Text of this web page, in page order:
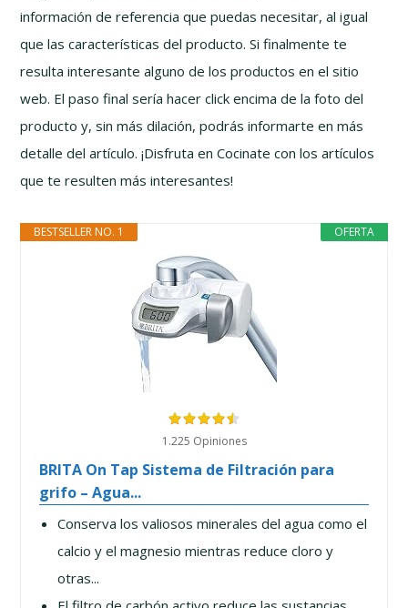
información de referencia que puedas necesitar, al igual
que las características del producto. Si finalmente te
resulta interesante alguno de los productos en el sitio
web. El paso final sería hacer click encima de la foto del
producto y, sin más dilación, podrás informarte en más
detalle del artículo. ¡Disfruta en Cocinate con los artículos
que te resulten más interesantes!
OFERTA
BESTSELLER NO. 1
1.225 Opiniones
BRITA On Tap Sistema de Filtración para
grifo – Agua...
Conserva los valiosos minerales del agua como el
calcio y el magnesio mientras reduce cloro y
otras...